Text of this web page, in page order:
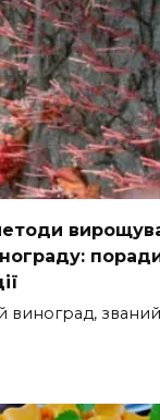
виноград,